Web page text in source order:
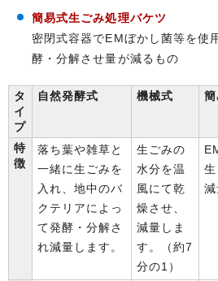
簡易式生ごみ処理バケツ
密閉式容器でEMぼかし菌等を使
酵・分解させ量が減るもの
タ
イ
プ
自然発酵式 機械式
特
徴
落ち葉や雑草と
一緒に生ごみを
入れ、地中のバ
クテリアによっ
て発酵・分解さ
れ減量します。
生ごみの
水分を温
風にて乾
燥させ、
減量しま
す。（約7
分の1）
減